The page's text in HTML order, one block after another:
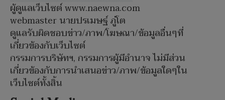
ผู้ดูแลเว็บไซต์ www.naewna.com
webmaster นายปรเมษฐ์ ภู่โต
ดูแลรับผิดชอบข่าว/ภาพ/โฆษณา/ข้อมูลอื่นๆที่
เกี่ยวข้องกับเว็บไซต์
กรรมการบริษัทฯ, กรรมการผู้มีอำนาจ ไม่มีส่วน
เกี่ยวข้องกับการนำเสนอข่าว/ภาพ/ข้อมูลใดๆใน
เว็บไซต์ทั้งสิ้น